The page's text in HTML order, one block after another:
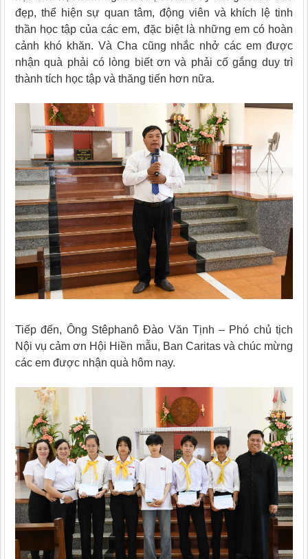
đẹp, thể hiện sự quan tâm, động viên và khích lệ tinh
thần học tập của các em, đặc biệt là những em có hoàn
cảnh khó khăn. Và Cha cũng nhắc nhở các em được
nhận quà phải có lòng biết ơn và phải cố gắng duy trì
thành tích học tập và thăng tiến hơn nữa.
Tiếp đến, Ông Stêphanô Đào Văn Tịnh – Phó chủ tịch
Nội vụ cảm ơn Hội Hiền mẫu, Ban Caritas và chúc mừng
các em được nhận quà hôm nay.